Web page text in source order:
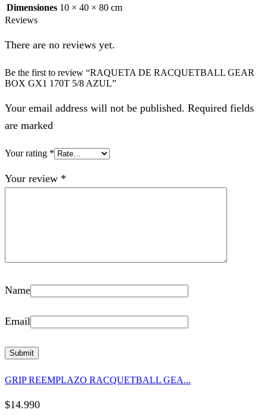
Dimensiones 10 × 40 × 80 cm
Reviews
There are no reviews yet.
Be the first to review “RAQUETA DE RACQUETBALL GEAR
BOX GX1 170T 5/8 AZUL”
Your email address will not be published. Required fields
are marked
Your rating *
Your review *
Name
Email
GRIP REEMPLAZO RACQUETBALL GEA...
$14.990